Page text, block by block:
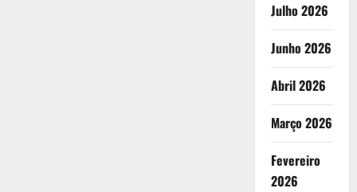
Julho 2026
Junho 2026
Abril 2026
Março 2026
Fevereiro
2026